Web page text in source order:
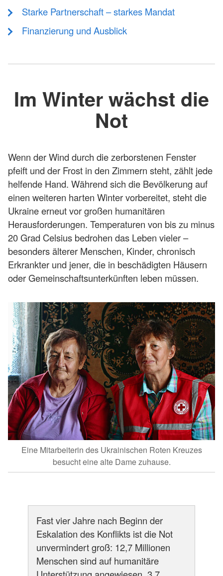
Starke Partnerschaft – starkes Mandat
Finanzierung und Ausblick
Im Winter wächst die
Not
Wenn der Wind durch die zerborstenen Fenster
pfeift und der Frost in den Zimmern steht, zählt jede
helfende Hand. Während sich die Bevölkerung auf
einen weiteren harten Winter vorbereitet, steht die
Ukraine erneut vor großen humanitären
Herausforderungen. Temperaturen von bis zu minus
20 Grad Celsius bedrohen das Leben vieler –
besonders älterer Menschen, Kinder, chronisch
Erkrankter und jener, die in beschädigten Häusern
oder Gemeinschaftsunterkünften leben müssen.
Eine Mitarbeiterin des Ukrainischen Roten Kreuzes
besucht eine alte Dame zuhause.
Fast vier Jahre nach Beginn der
Eskalation des Konflikts ist die Not
unvermindert groß: 12,7 Millionen
Menschen sind auf humanitäre